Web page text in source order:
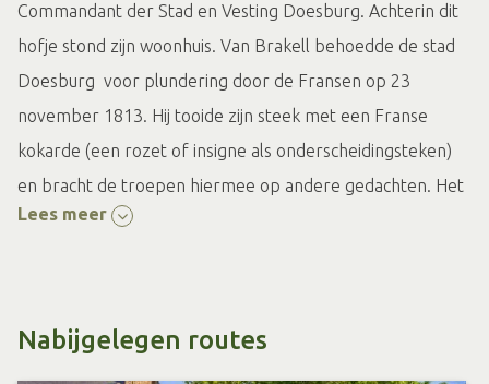
Commandant der Stad en Vesting Doesburg. Achterin dit
hofje stond zijn woonhuis. Van Brakell behoedde de stad
Doesburg voor plundering door de Fransen op 23
november 1813. Hij tooide zijn steek met een Franse
kokarde (een rozet of insigne als onderscheidingsteken)
en bracht de troepen hiermee op andere gedachten. Het
hofje wordt beheerd door de uit de middeleeuwen
heeft laten plaatsen. Het beeldje werd vervaardigd door
Lees meer
Nabijgelegen routes